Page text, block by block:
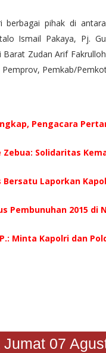
pihak di
Ismail Pakaya, Pj.
Zudan Arif
Pemkab/
Pengacara
Solidaritas
Laporkan
Pembunuhan 2015
Minta Kapolri dan
07 Agustus